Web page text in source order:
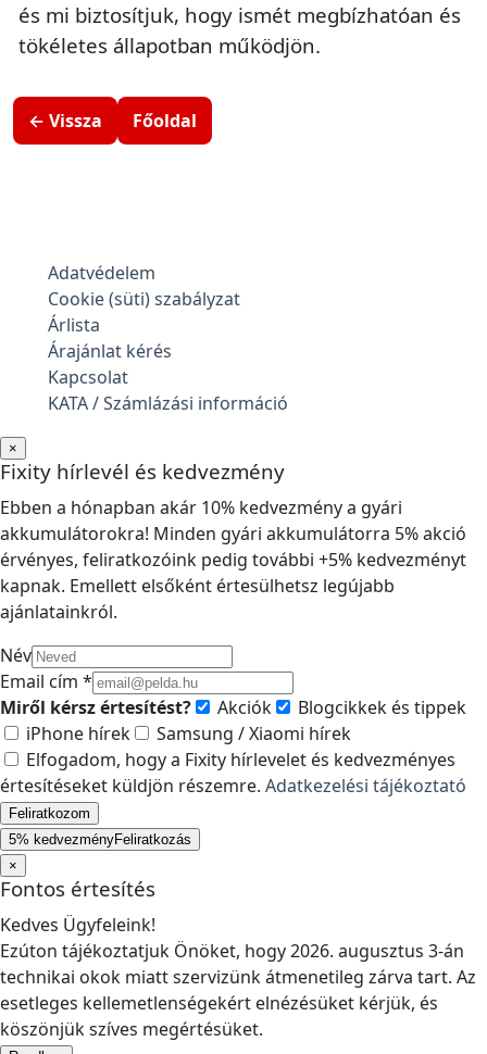
és mi biztosítjuk, hogy ismét megbízhatóan és
tökéletes állapotban működjön.
← Vissza Főoldal
Adatvédelem
Cookie (süti) szabályzat
Árlista
Árajánlat kérés
Kapcsolat
KATA / Számlázási információ
×
Fixity hírlevél és kedvezmény
Ebben a hónapban akár 10% kedvezmény a gyári
akkumulátorokra! Minden gyári akkumulátorra 5% akció
érvényes, feliratkozóink pedig további +5% kedvezményt
kapnak. Emellett elsőként értesülhetsz legújabb
ajánlatainkról.
Név
Email cím *
Miről kérsz értesítést?
Akciók
Blogcikkek és tippek
iPhone hírek
Samsung / Xiaomi hírek
Elfogadom, hogy a Fixity hírlevelet és kedvezményes
értesítéseket küldjön részemre. Adatkezelési tájékoztató
Feliratkozom
5% kedvezményFeliratkozás
×
Fontos értesítés
Kedves Ügyfeleink!
Ezúton tájékoztatjuk Önöket, hogy 2026. augusztus 3-án
technikai okok miatt szervizünk átmenetileg zárva tart. Az
esetleges kellemetlenségekért elnézésüket kérjük, és
köszönjük szíves megértésüket.